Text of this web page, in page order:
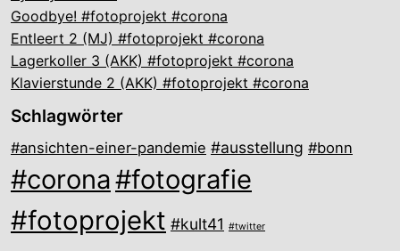
Goodbye! #fotoprojekt #corona
Entleert 2 (MJ) #fotoprojekt #corona
Lagerkoller 3 (AKK) #fotoprojekt #corona
Klavierstunde 2 (AKK) #fotoprojekt #corona
Schlagwörter
#ansichten-einer-pandemie #ausstellung #bonn
#corona#fotografie
#fotoprojekt #kult41 #twitter